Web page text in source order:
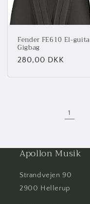
Fender FE610 El-
Gigbag
Normalpris
280,00 DKK
1
Apollon Musik
Strandvejen 90
2900 Hellerup